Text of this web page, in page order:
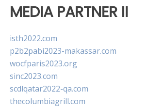
MEDIA PARTNER II
isth2022.com
p2b2pabi2023-makassar.com
wocfparis2023.org
sinc2023.com
scdlqatar2022-qa.com
thecolumbiagrill.com